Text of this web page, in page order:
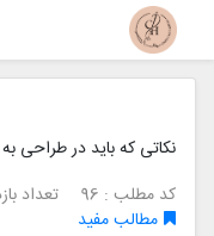
نکاتی که باید در طراحی
کد مطلب : 96
تعداد
مطالب مفید